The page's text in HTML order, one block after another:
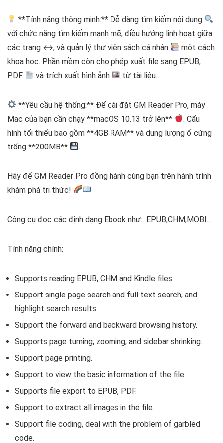
**Tính năng thông minh:** Dễ dàng tìm kiếm nội dung
với chức năng tìm kiếm mạnh mẽ, điều hướng linh hoạt giữa
các trang ↔️, và quản lý thư viện sách cá nhân
một cách
khoa học. Phần mềm còn cho phép xuất file sang EPUB,
PDF
và trích xuất hình ảnh từ tài liệu.
**Yêu cầu hệ thống:** Để cài đặt GM Reader Pro, máy
Mac của bạn cần chạy **macOS 10.13 trở lên**
. Cấu
hình tối thiểu bao gồm **4GB RAM** và dung lượng ổ cứng
trống **200MB**
.
Hãy để GM Reader Pro đồng hành cùng bạn trên hành trình
khám phá tri thức!
Công cụ đọc các định dạng Ebook như: EPUB,CHM,MOBI…
Tính năng chính:
Supports reading EPUB, CHM and Kindle files.
Support single page search and full text search, and
highlight search results.
Support the forward and backward browsing history.
Supports page turning, zooming, and sidebar shrinking.
Support page printing.
Support to view the basic information of the file.
Supports file export to EPUB, PDF.
Support to extract all images in the file.
Support file coding, deal with the problem of garbled
code.